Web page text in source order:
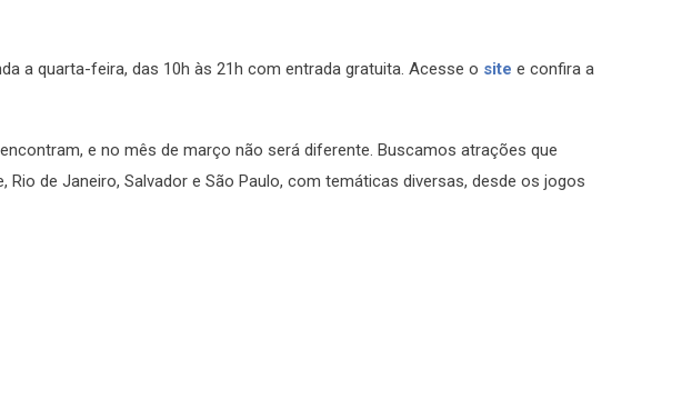
a quarta-feira, das 10h às 21h com entrada gratuita. Acesse o site e confira a
e no mês de março não será diferente. Buscamos atrações que
de Janeiro, Salvador e São Paulo, com temáticas diversas, desde os jogos